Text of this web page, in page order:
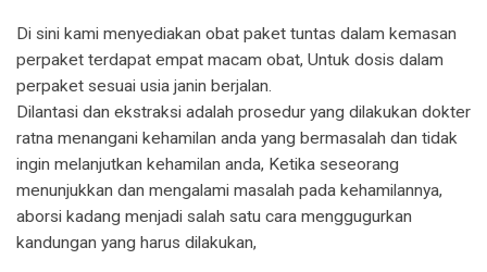
Di sini kami menyediakan obat paket tuntas dalam kemasan
perpaket terdapat empat macam obat, Untuk dosis dalam
perpaket sesuai usia janin berjalan.
Dilantasi dan ekstraksi adalah prosedur yang dilakukan dokter
ratna menangani kehamilan anda yang bermasalah dan tidak
ingin melanjutkan kehamilan anda, Ketika seseorang
menunjukkan dan mengalami masalah pada kehamilannya,
aborsi kadang menjadi salah satu cara menggugurkan
kandungan yang harus dilakukan,